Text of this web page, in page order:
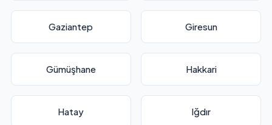
Gaziantep Giresun
Gümüşhane Hakkari
Hatay Iğdır